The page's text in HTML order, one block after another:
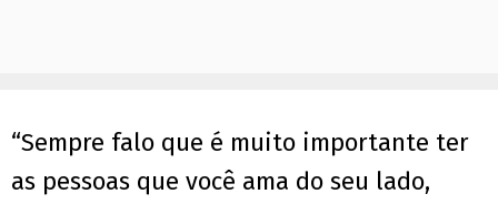
“Sempre falo que é muito importante ter
as pessoas que você ama do seu lado,